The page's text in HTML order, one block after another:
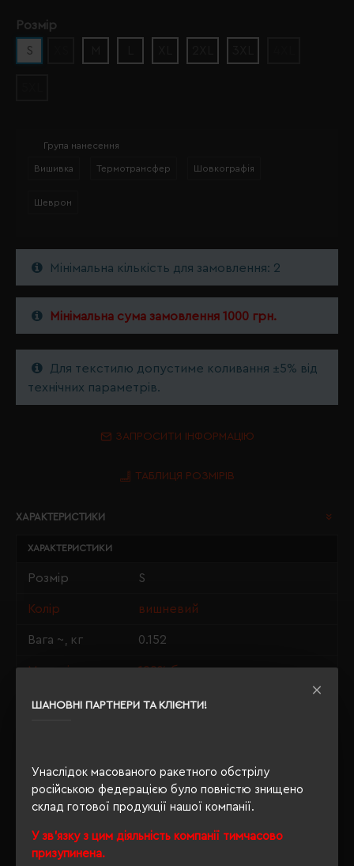
ШАНОВНІ ПАРТНЕРИ ТА КЛІЄНТИ!
Унаслідок масованого ракетного обстрілу
російською федерацією було повністю знищено
склад готової продукції нашої компанії.
У зв'язку з цим діяльність компанії тимчасово
призупинена.
Розмір
S
Група нанесення
Вишивка Термотрансфер Шовкографія
Шеврон
Мінімальна кількість для замовлення: 2
Мінімальна сума замовлення 1000 грн.
Для текстилю допустиме коливання ±5% від
технічних параметрів.
ЗАПРОСИТИ ІНФОРМАЦІЮ
ТАБЛИЦЯ РОЗМІРІВ
ХАРАКТЕРИСТИКИ
ХАРАКТЕРИСТИКИ
Розмір S
Колір вишневий
Вага ~, кг 0.152
Матеріали 100% бавовна
Стать унісекс
Щільність 190 г/м²
Крій прямий
Розпакування
упаковки